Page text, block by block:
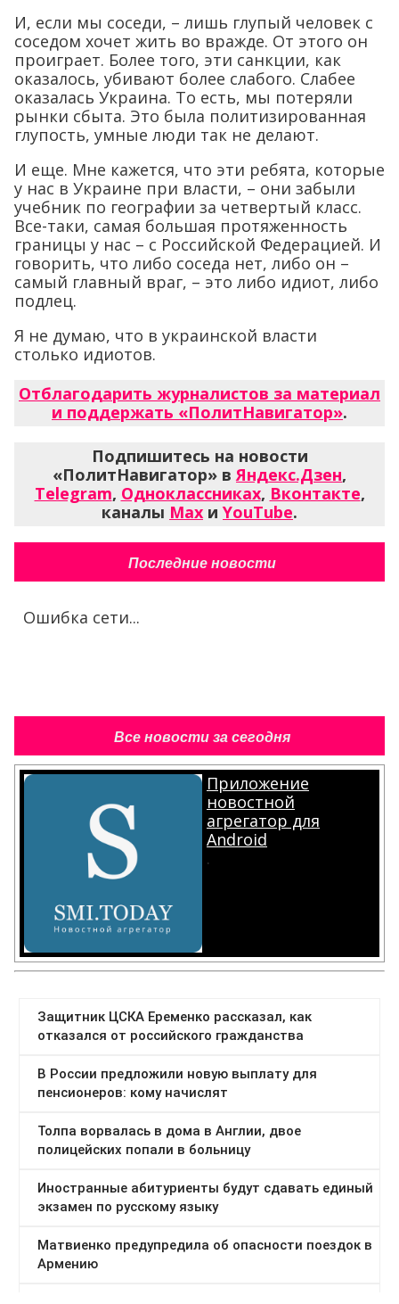
И, если мы соседи, – лишь глупый человек с
соседом хочет жить во вражде. От этого он
проиграет. Более того, эти санкции, как
оказалось, убивают более слабого. Слабее
оказалась Украина. То есть, мы потеряли
рынки сбыта. Это была политизированная
глупость, умные люди так не делают.
И еще. Мне кажется, что эти ребята, которые
у нас в Украине при власти, – они забыли
учебник по географии за четвертый класс.
Все-таки, самая большая протяженность
границы у нас – с Российской Федерацией. И
говорить, что либо соседа нет, либо он –
самый главный враг, – это либо идиот, либо
подлец.
Я не думаю, что в украинской власти
столько идиотов.
Отблагодарить журналистов за материал
и поддержать «ПолитНавигатор».
Подпишитесь на новости
«ПолитНавигатор» вЯндекс.Дзен,
Telegram, Одноклассниках, Вконтакте,
каналы Max и YouTube.
Последние новости
Ошибка сети...
Все новости за сегодня
Приложение
новостной
агрегатор для
Android
.